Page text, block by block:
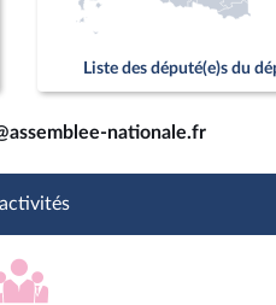
Liste des député(e)s du
nationale.fr